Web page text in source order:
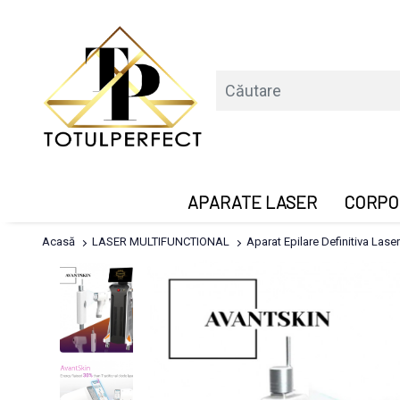
APARATE LASER
Acasă LASER MULTIFUNCTIONAL Aparat Epilare Definitiva